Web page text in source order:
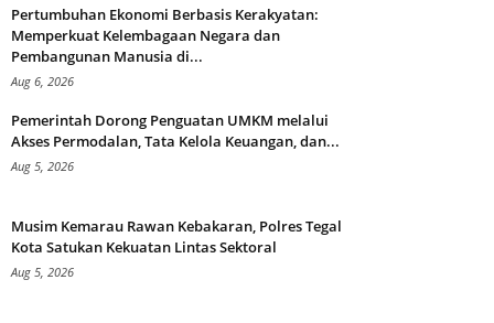
Pertumbuhan Ekonomi Berbasis Kerakyatan:
Memperkuat Kelembagaan Negara dan
Pembangunan Manusia di...
Aug 6, 2026
Pemerintah Dorong Penguatan UMKM melalui
Akses Permodalan, Tata Kelola Keuangan, dan...
Aug 5, 2026
Musim Kemarau Rawan Kebakaran, Polres Tegal
Kota Satukan Kekuatan Lintas Sektoral
Aug 5, 2026